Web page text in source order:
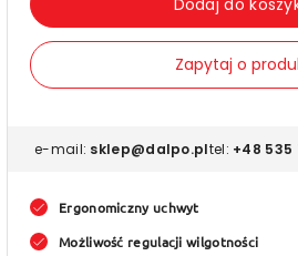
dla
do
wodnej
1-
cal
Zapytaj o
e-mail: sklep@dalpo.pltel: +48 535
Ergonomiczny uchwyt
Możliwość regulacji wilgotności